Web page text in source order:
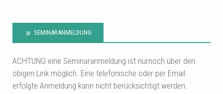
SEMINARANMELDUNG
ACHTUNG eine Seminaranmeldung ist nurnoch über den
obigen Link möglich. Eine telefonische oder per Email
erfolgte Anmeldung kann nicht berücksichtigt werden.